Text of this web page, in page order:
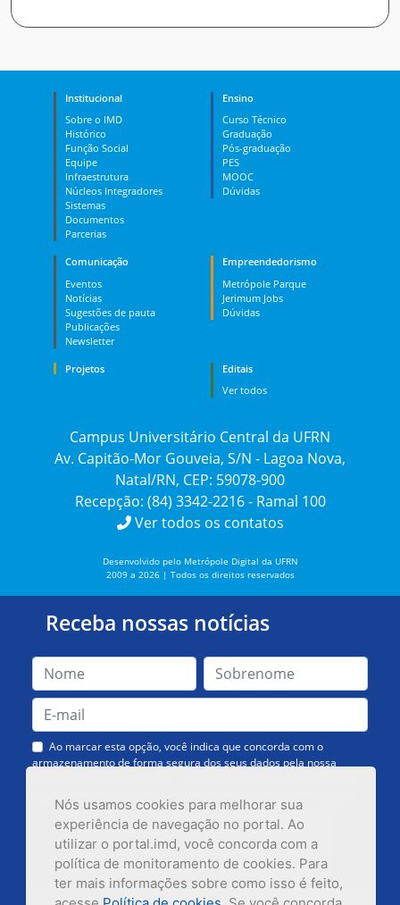
Nós usamos cookies para melhorar sua
experiência de navegação no portal. Ao
utilizar o portal.imd, você concorda com a
política de monitoramento de cookies. Para
ter mais informações sobre como isso é feito,
Institucional
Sobre o IMD
Histórico
Função Social
Equipe
Infraestrutura
Núcleos Integradores
Sistemas
Documentos
Parcerias
Ensino
Curso Técnico
Graduação
Pós-graduação
PES
MOOC
Dúvidas
Comunicação
Eventos
Notícias
Sugestões de pauta
Publicações
Newsletter
Empreendedorismo
Metrópole Parque
Jerimum Jobs
Dúvidas
Projetos
Editais
Ver todos
Campus Universitário Central da UFRN
Av. Capitão-Mor Gouveia, S/N - Lagoa Nova,
Natal/RN, CEP: 59078-900
Recepção: (84) 3342-2216 - Ramal 100
Ver todos os contatos
Desenvolvido pelo Metrópole Digital da UFRN
2009 a 2026 | Todos os direitos reservados
Receba nossas notícias
Ao marcar esta opção, você indica que concorda com o
armazenamento de forma segura dos seus dados pela nossa